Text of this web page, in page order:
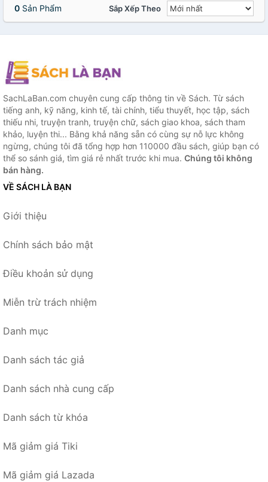
0 Sản Phẩm Sắp Xếp Theo
SachLaBan.com chuyên cung cấp thông tin về Sách. Từ sách
tiếng anh, kỹ năng, kinh tế, tài chính, tiểu thuyết, học tập, sách
thiếu nhi, truyện tranh, truyện chữ, sách giao khoa, sách tham
khảo, luyện thi... Bằng khả năng sẵn có cùng sự nỗ lực không
ngừng, chúng tôi đã tổng hợp hơn 110000 đầu sách, giúp bạn có
thể so sánh giá, tìm giá rẻ nhất trước khi mua. Chúng tôi không
bán hàng.
VỀ SÁCH LÀ BẠN
Giới thiệu
Chính sách bảo mật
Điều khoản sử dụng
Miễn trừ trách nhiệm
Danh mục
Danh sách tác giả
Danh sách nhà cung cấp
Danh sách từ khóa
Mã giảm giá Tiki
Mã giảm giá Lazada